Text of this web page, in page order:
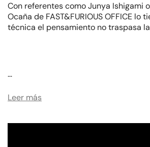
Con referentes como Junya Ishigami
Ocaña de FAST&FURIOUS OFFICE lo
técnica el pensamiento no traspasa
…
Leer más